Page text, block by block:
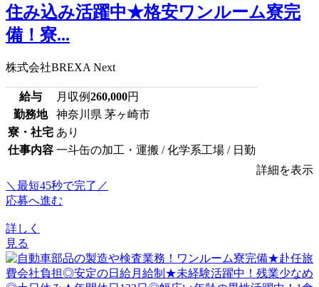
住み込み活躍中★格安ワンルーム寮完
備！寮...
株式会社BREXA Next
給与 月収例260,000円
勤務地
神奈川県 茅ヶ崎市
寮・社宅 あり
仕事内容 一斗缶の加工・運搬 / 化学系工場 / 日勤
詳細を表示
＼最短45秒で完了／
応募へ進む
詳しく
見る